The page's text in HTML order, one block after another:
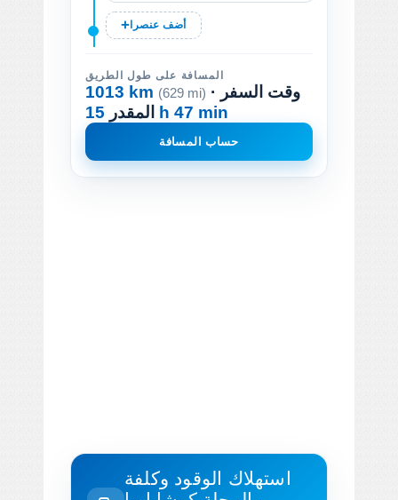
أضف عنصرا
المسافة على طول الطريق
1013 km (629 mi) · وقت السفر
المقدر 15 h 47 min
حساب المسافة
استهلاك الوقود وكلفة